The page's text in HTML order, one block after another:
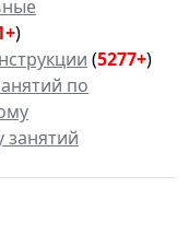
)
(5277+)
по
занятий